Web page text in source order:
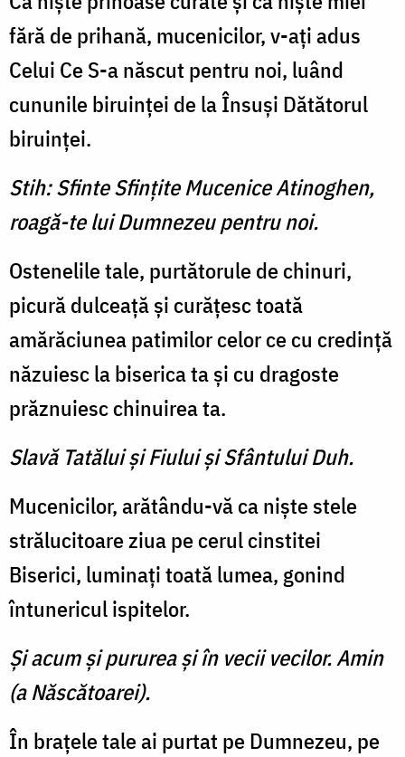
fără de prihană, mucenicilor, v-aţi adus
Celui Ce S-a născut pentru noi, luând
cununile biruinţei de la Însuşi Dătătorul
biruinţei.
Stih: Sfinte Sfinţite Mucenice Atinoghen,
roagă-te lui Dumnezeu pentru noi.
Ostenelile tale, purtătorule de chinuri,
picură dulceaţă şi curăţesc toată
amărăciunea patimilor celor ce cu credinţă
năzuiesc la biserica ta şi cu dragoste
prăznuiesc chinuirea ta.
Slavă Tatălui şi Fiului şi Sfântului Duh.
Mucenicilor, arătându-vă ca nişte stele
strălucitoare ziua pe cerul cinstitei
Biserici, luminaţi toată lumea, gonind
întunericul ispitelor.
Şi acum şi pururea şi în vecii vecilor. Amin
(a Născătoarei).
În braţele tale ai purtat pe Dumnezeu, pe